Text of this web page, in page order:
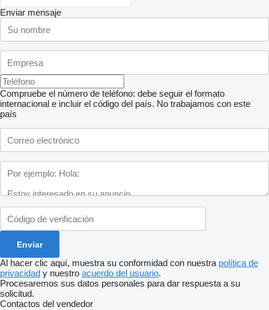
Enviar mensaje
Compruebe el número de teléfono: debe seguir el formato
internacional e incluir el código del país. No trabajamos con este
país
Al hacer clic aquí, muestra su conformidad con nuestra política de
privacidad y nuestro acuerdo del usuario.
Procesaremos sus datos personales para dar respuesta a su
solicitud.
Contactos del vendedor